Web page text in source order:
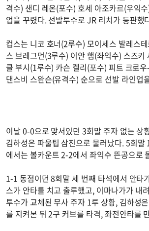
격수) 샌디 레온(포수) 호세 아조카르(우익
업을 꾸렸다. 선발투수로 JR 리치가 등판했
컵스는 니코 호너(2루수) 모이세스 발레스
스 브레그먼(3루수) 이안 햅(좌익수) 스즈키
클 부시(1루수) 카슨 켈리(포수) 피트 크로
댄스비 스완슨(유격수) 순으로 선발 라인업
이날 0-0으로 맞서있던 3회말 주자 없는 상
김하성은 파울팁 삼진으로 물러났다. 5회말
에서는 볼카운트 2-2에서 좌익수 뜬공으로
1-1 동점이던 8회말 세 번째 타석에서 안타
스가 안타를 치고 출루했고, 이마나가가 내
투수가 교체된 무사 주자 1루 상황, 김하성
를 지켜본 뒤 2구 커브를 타격, 좌전안타를